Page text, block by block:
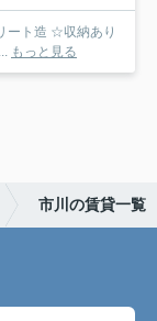
ート造 ☆収納あり
もっと見る
市川の賃貸一覧